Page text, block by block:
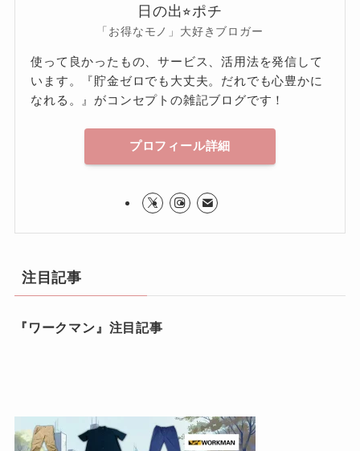
日の出⭐︎ポチ
「お得なモノ」大好きブロガー
使って良かったもの、サービス、活用法を発信して
います。『貯金ゼロでも大丈夫。だれでも心豊かに
なれる。』がコンセプトの雑記ブログです！
プロフィール詳細
注目記事
『ワークマン』注目記事